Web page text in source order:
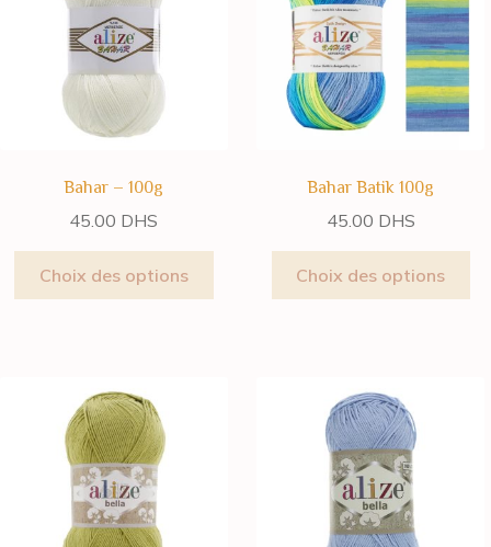
Bahar – 100g
45.00 DHS
Choix des options
Bahar Batik 100g
45.00 DHS
Choix des options